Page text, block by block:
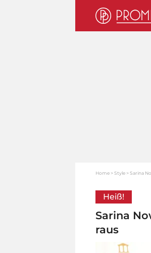
Home Style Sarina
Heiß!
Sarina
raus